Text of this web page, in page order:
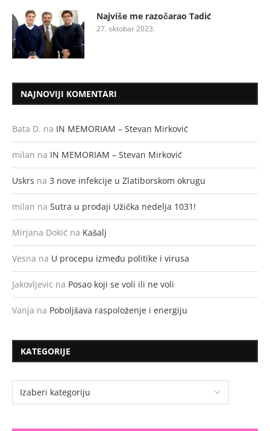
Najviše me razočarao Tadić
27. oktobar 2023.
NAJNOVIJI KOMENTARI
Bata D. na IN MEMORIAM – Stevan Mirković
milan na IN MEMORIAM – Stevan Mirković
Uskrs na 3 nove infekcije u Zlatiborskom okrugu
milan na Sutra u prodaji Užička nedelja 1031!
Mirjana Dokić na Kašalj
Vesna na U procepu između politike i virusa
Jakovljevic na Posao koji se voli ili ne voli
Vanja na Poboljšava raspoloženje i energiju
KATEGORIJE